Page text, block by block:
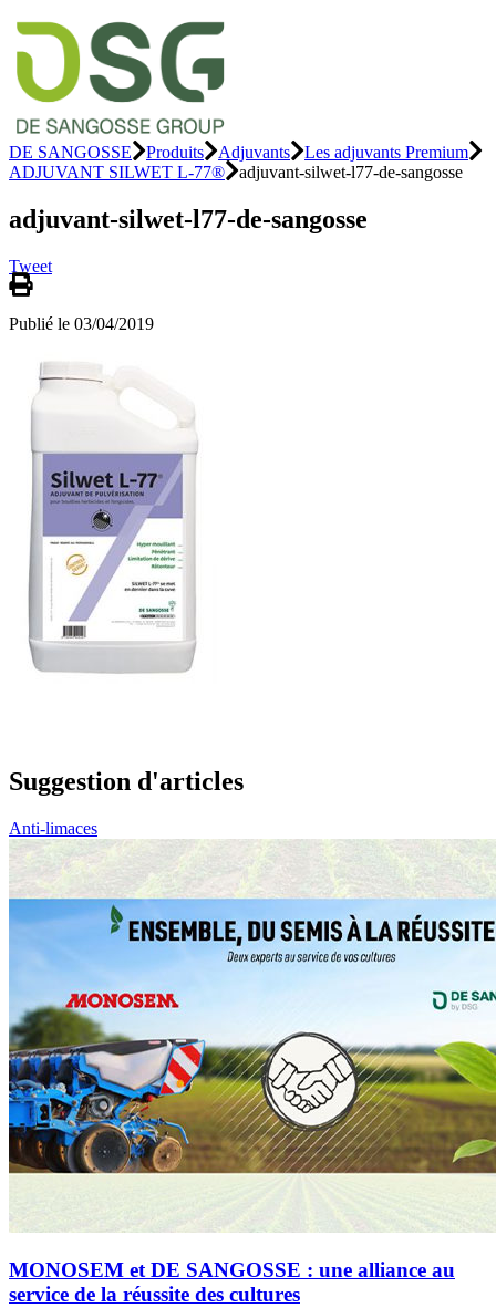
DE SANGOSSE Produits Adjuvants
Les adjuvants Premium
ADJUVANT SILWET L-77®
adjuvant-silwet-l77-de-sangosse
adjuvant-silwet-l77-de-sangosse
Tweet
Publié le 03/04/2019
Suggestion d'articles
Anti-limaces
MONOSEM et DE SANGOSSE : une alliance au
service de la réussite des cultures